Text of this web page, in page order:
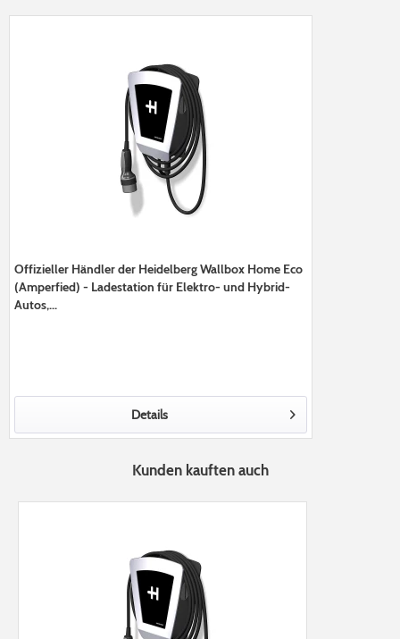
Offizieller Händler der Heidelberg Wallbox Home Eco
(Amperfied) - Ladestation für Elektro- und Hybrid-
Autos,...
Details
Kunden kauften auch